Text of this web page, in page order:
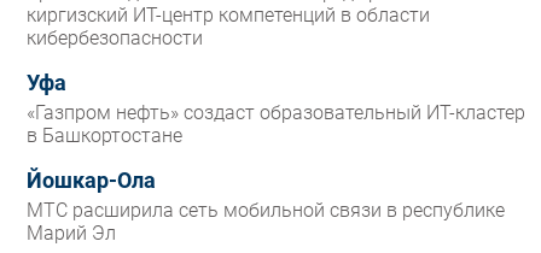
киргизский ИТ-центр компетенций в области
кибербезопасности
Уфа
«Газпром нефть» создаст образовательный ИТ-кластер
в Башкортостане
Йошкар-Ола
МТС расширила сеть мобильной связи в республике
Марий Эл